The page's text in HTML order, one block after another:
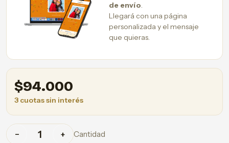
de envío.
Llegará con una página
personalizada y el mensaje
que quieras.
$94.000
3 cuotas sin interés
− + Cantidad